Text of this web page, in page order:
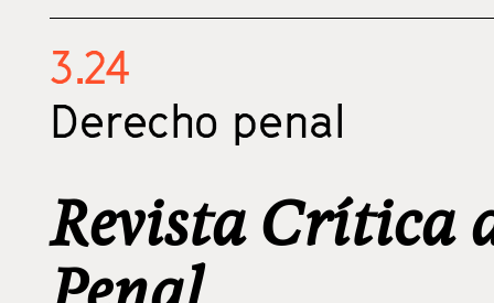
3.24
Derecho penal
Revista Crítica